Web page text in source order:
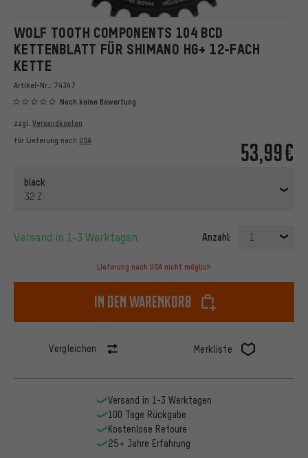
WOLF TOOTH COMPONENTS 104 BCD
KETTENBLATT FÜR SHIMANO HG+ 12-FACH
KETTE
Artikel-Nr.: 74347
Noch keine Bewertung
53,99€
zzgl. Versandkosten
für Lieferung nach USA
black
32 Z
Versand in 1-3 Werktagen Anzahl: 1
Lieferung nach USA nicht möglich
In den Warenkorb
Vergleichen Merkliste
Versand in 1-3 Werktagen
100 Tage Rückgabe
Kostenlose Retoure
25+ Jahre Erfahrung